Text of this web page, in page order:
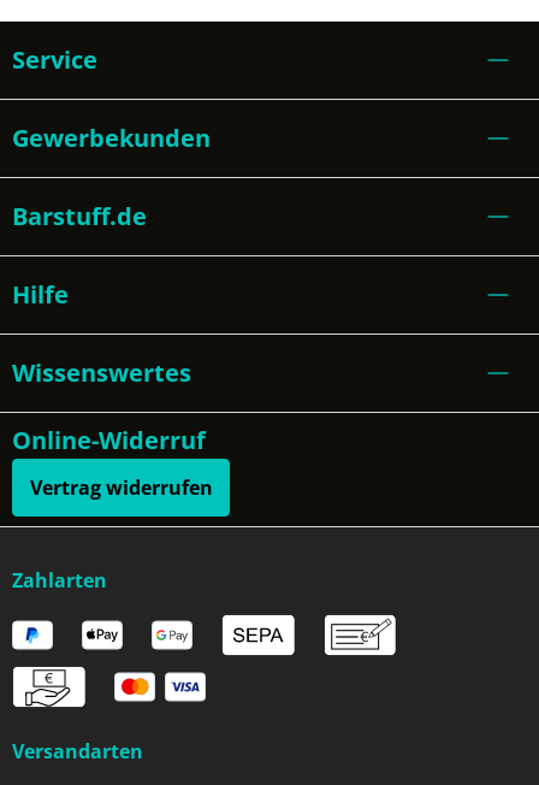
Service
Gewerbekunden
Barstuff.de
Hilfe
Wissenswertes
Online-Widerruf
Vertrag widerrufen
Zahlarten
Versandarten